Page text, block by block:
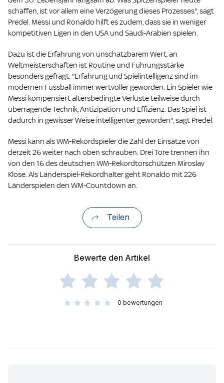
schaffen, ist vor allem eine Verzögerung dieses Prozesses", sagt
Predel. Messi und Ronaldo hilft es zudem, dass sie in weniger
kompetitiven Ligen in den USA und Saudi-Arabien spielen.
Dazu ist die Erfahrung von unschätzbarem Wert, an
Weltmeisterschaften ist Routine und Führungsstärke
besonders gefragt. "Erfahrung und Spielintelligenz sind im
modernen Fussball immer wertvoller geworden. Ein Spieler wie
Messi kompensiert altersbedingte Verluste teilweise durch
überragende Technik, Antizipation und Effizienz. Das Spiel ist
dadurch in gewisser Weise intelligenter geworden", sagt Predel.
Messi kann als WM-Rekordspieler die Zahl der Einsätze von
derzeit 26 weiter nach oben schrauben. Drei Tore trennen ihn
von den 16 des deutschen WM-Rekordtorschützen Miroslav
Klose. Als Länderspiel-Rekordhalter geht Ronaldo mit 226
Länderspielen den WM-Countdown an.
Teilen
Bewerte den Artikel
0 bewertungen